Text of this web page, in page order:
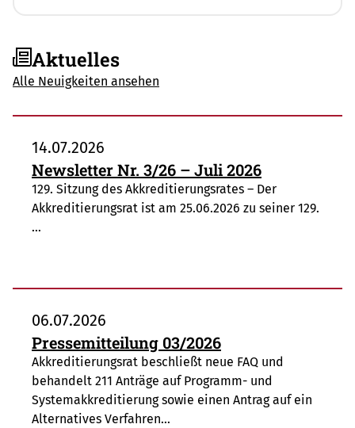
Aktuelles
Alle Neuigkeiten ansehen
14.07.2026
Newsletter Nr. 3/26 – Juli 2026
129. Sitzung des Akkreditierungsrates – Der
Akkreditierungsrat ist am 25.06.2026 zu seiner 129.
…
06.07.2026
Pressemitteilung 03/2026
Akkreditierungsrat beschließt neue FAQ und
behandelt 211 Anträge auf Programm- und
Systemakkreditierung sowie einen Antrag auf ein
Alternatives Verfahren…